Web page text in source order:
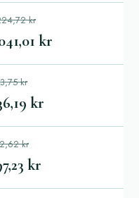
kr
kr
kr
kr
kr
kr